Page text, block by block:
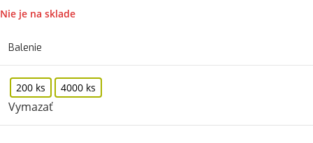
Nie je na sklade
Balenie
200 ks 4000 ks
Vymazať